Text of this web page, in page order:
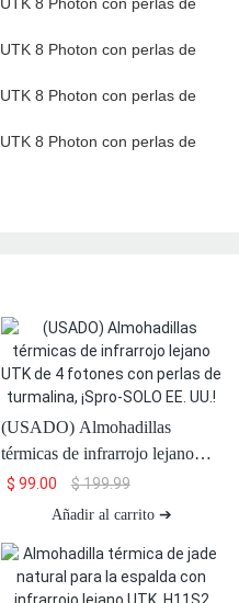
(USADO) Almohadillas
térmicas de infrarrojo lejano
UTK de 4 fotones con perlas de
turmalina, ¡Spro-SOLO EE.
$ 99.00 $199.99
Añadir al carrito ➔